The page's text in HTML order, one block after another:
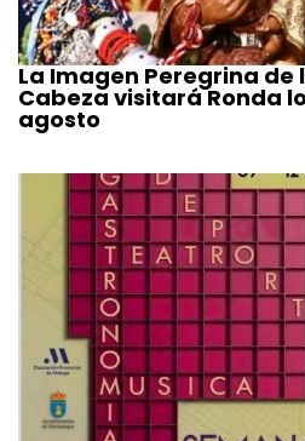
La Imagen Peregrina de
Cabeza visitará Ronda
agosto